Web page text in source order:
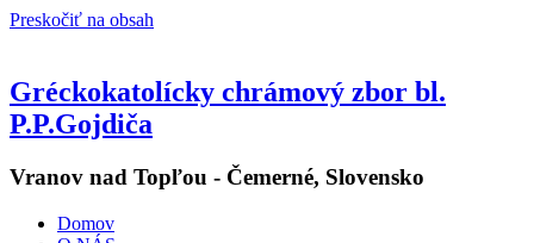
Preskočiť na obsah
Gréckokatolícky chrámový zbor bl.
P.P.Gojdiča
Vranov nad Topľou - Čemerné, Slovensko
Domov